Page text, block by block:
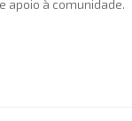
apoio à comunidade.